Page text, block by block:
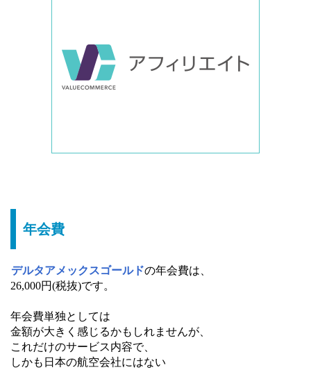
年会費
デルタアメックスゴールドの年会費は、
26,000円(税抜)です。
年会費単独としては
金額が大きく感じるかもしれませんが、
これだけのサービス内容で、
しかも日本の航空会社にはない